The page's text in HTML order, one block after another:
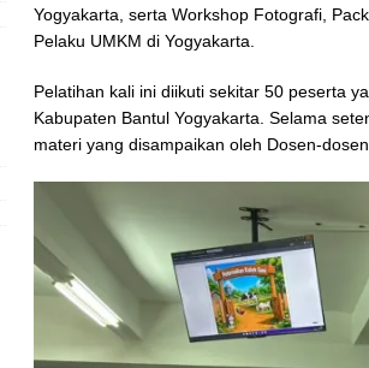
Yogyakarta, serta Workshop Fotografi,
Pelaku UMKM di Yogyakarta.
Pelatihan kali ini diikuti sekitar 50 peserta
Kabupaten Bantul Yogyakarta. Selama
materi yang disampaikan oleh Dosen-